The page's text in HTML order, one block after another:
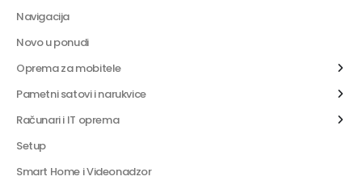
Navigacija
Novo u ponudi
Oprema za mobitele
Pametni satovi i narukvice
Računari i IT oprema
Setup
Smart Home i Videonadzor